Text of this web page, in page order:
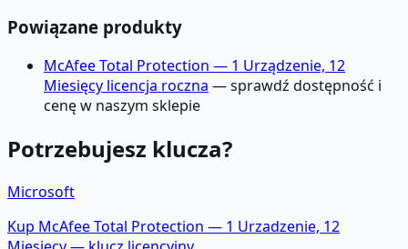
Powiązane produkty
McAfee Total Protection — 1 Urządzenie, 12
Miesięcy licencja roczna — sprawdź dostępność i
cenę w naszym sklepie
Potrzebujesz klucza?
Microsoft
Kup McAfee Total Protection — 1 Urzadzenie, 12